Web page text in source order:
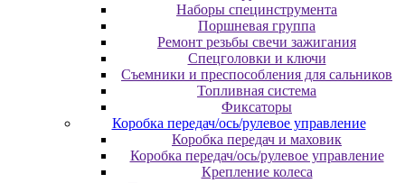
Наборы специнструмента
Поршневая группа
Ремонт резьбы свечи зажигания
Спецголовки и ключи
Съемники и преспособления для сальников
Топливная система
Фиксаторы
Коробка передач/ось/рулевое управление
Коробка передач и маховик
Коробка передач/ось/рулевое управление
Крепление колеса